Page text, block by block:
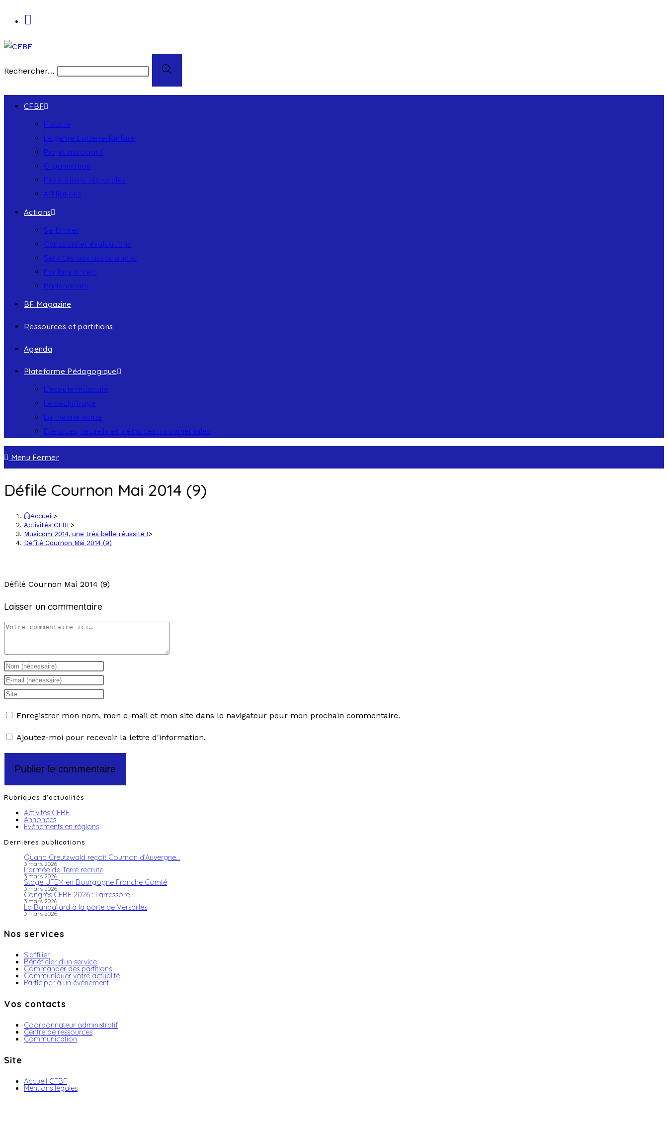
Rechercher…
CFBF
Histoire
Le genre batterie-fanfare
Projet associatif
Organisation
Fédérations régionales
Affiliations
Actions
Se former
Concours et évaluations
Services aux associations
Fanfare à Vélo
Partenariats
BF Magazine
Ressources et partitions
Agenda
Plateforme Pédagogique
L’écoute musicale
Le déchiffrage
La théorie écrite
Exercices, recueils et méthodes instrumentales
Menu Fermer
Défilé Cournon Mai 2014 (9)
Accueil >
Activités CFBF>
Musicom 2014, une très belle réussite !>
Défilé Cournon Mai 2014 (9)
Défilé Cournon Mai 2014 (9)
Laisser un commentaire
Enregistrer mon nom, mon e-mail et mon site dans le navigateur pour mon prochain commentaire.
Ajoutez-moi pour recevoir la lettre d'information.
Rubriques d'actualités
Activités CFBF
Annonces
Evénements en régions
Dernières publications
Quand Creutzwald reçoit Cournon d’Auvergne…
3 mars 2026
L’armée de Terre recrute
3 mars 2026
Stage UFEM en Bourgogne Franche Comté
3 mars 2026
Congrès CFBF 2026 : Larressore
3 mars 2026
La Banda’lard à la porte de Versailles
3 mars 2026
Nos services
S’affilier
Bénéficier d’un service
Commander des partitions
Communiquer votre actualité
Participer à un événement
Vos contacts
Coordonnateur administratif
Centre de ressources
Communication
Site
Accueil CFBF
Mentions légales